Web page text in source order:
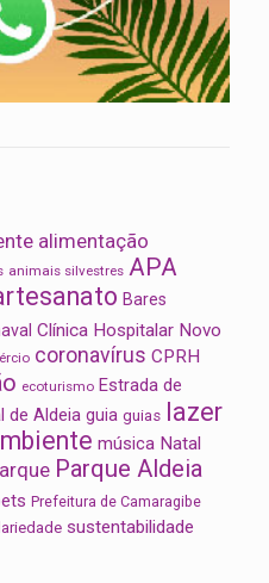
alimentação
animais silvestres APA
Bares
Clínica Hospitalar Novo
coronavírus CPRH
ecoturismo Estrada de
de Aldeia guia guias lazer
música Natal
Parque Aldeia
Prefeitura de Camaragibe
sustentabilidade